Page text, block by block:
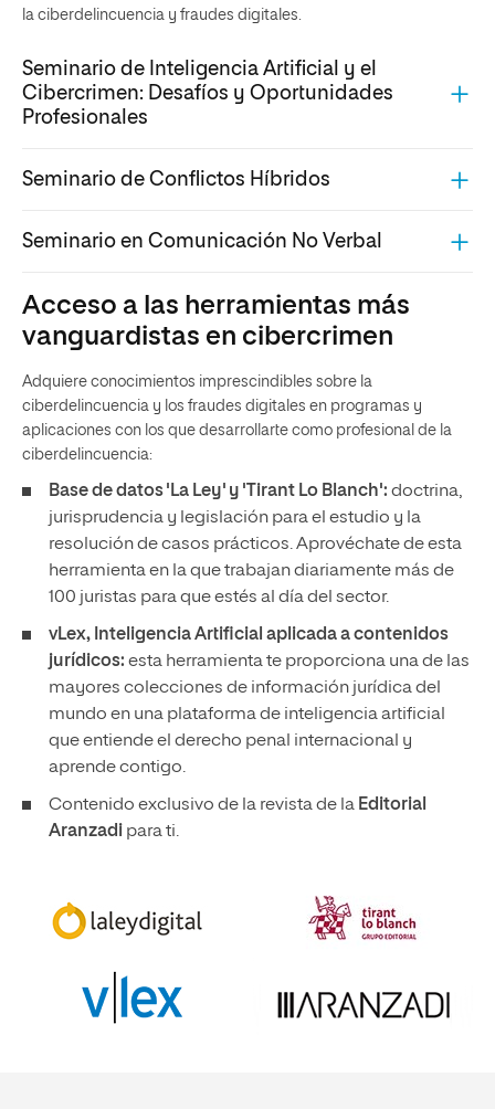
la ciberdelincuencia y fraudes digitales.
Seminario de Inteligencia Artificial y el
Cibercrimen: Desafíos y Oportunidades
Profesionales
Seminario de Conflictos Híbridos
Seminario en Comunicación No Verbal
Acceso a las herramientas más
vanguardistas en cibercrimen
Adquiere conocimientos imprescindibles sobre la
ciberdelincuencia y los fraudes digitales en programas y
aplicaciones con los que desarrollarte como profesional de la
ciberdelincuencia:
Base de datos 'La Ley' y 'Tirant Lo Blanch': doctrina,
jurisprudencia y legislación para el estudio y la
resolución de casos prácticos. Aprovéchate de esta
herramienta en la que trabajan diariamente más de
100 juristas para que estés al día del sector.
vLex, Inteligencia Artificial aplicada a contenidos
jurídicos: esta herramienta te proporciona una de las
mayores colecciones de información jurídica del
mundo en una plataforma de inteligencia artificial
que entiende el derecho penal internacional y
aprende contigo.
Contenido exclusivo de la revista de la Editorial
Aranzadi para ti.